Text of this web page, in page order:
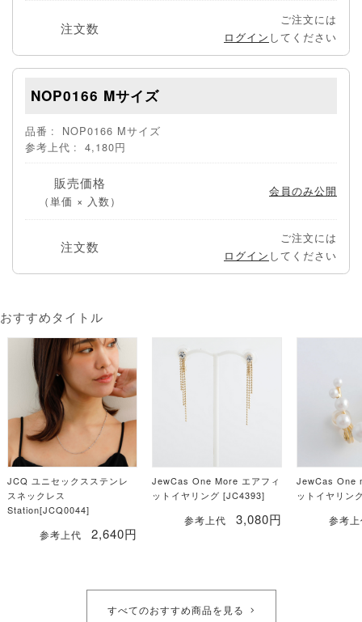
注文数
ご注文には
ログイン してください
NOP0166 Mサイズ
品番
NOP0166 Mサイズ
参考上代
4,180円
販売価格
（単価 × 入数）
会員のみ公開
注文数
ご注文には
ログイン してください
おすすめタイトル
JCQ ユニセックスステンレ
スネックレス
Station[JCQ0044]
参考上代
2,640円
JewCas One More エアフィ
ットイヤリング [JC4393]
参考上代
3,080円
JewCas One
ットイヤリン
参考
すべてのおすすめ商品を見る